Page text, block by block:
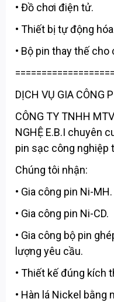
• Đồ chơi điện tử.
• Thiết bị tự động
• Bộ pin thay thế
DỊCH VỤ GIA CÔNG
CÔNG TY TNHH
NGHỆ E.B.I chuyên
pin sạc công nghiệp
Chúng tôi nhận:
• Gia công pin Ni-MH.
• Gia công pin Ni-CD.
• Gia công bộ pin
lượng yêu cầu.
• Thiết kế đúng kích
• Hàn lá Nickel bằng